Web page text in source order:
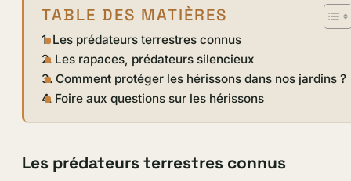
TABLE DES MATIÈRES
Les prédateurs terrestres connus
Les rapaces, prédateurs silencieux
Comment protéger les hérissons dans nos jardins ?
Foire aux questions sur les hérissons
Les prédateurs terrestres connus